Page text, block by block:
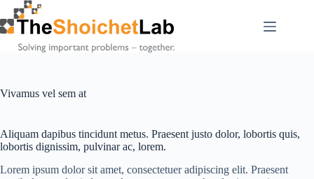
Skip
to
content
Vivamus vel sem at
Aliquam dapibus tincidunt metus. Praesent justo dolor, lobortis quis,
lobortis dignissim, pulvinar ac, lorem.
Lorem ipsum dolor sit amet, consectetuer adipiscing elit. Praesent